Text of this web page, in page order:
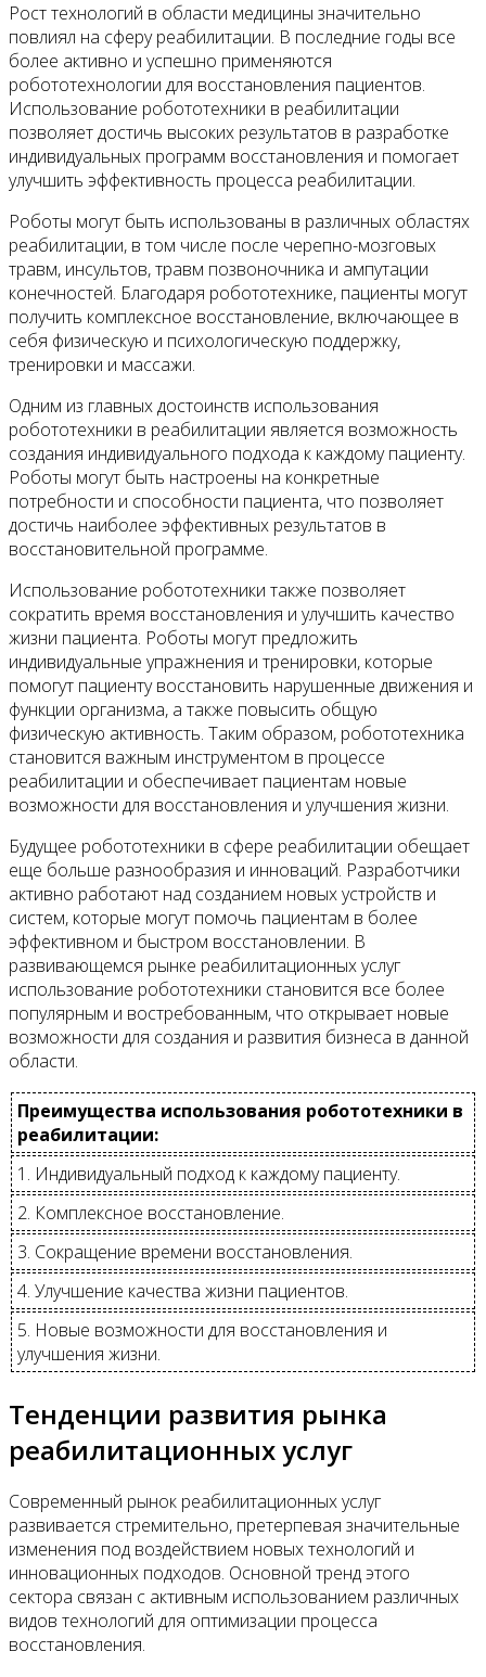
Рост технологий в области медицины значительно
повлиял на сферу реабилитации. В последние годы все
более активно и успешно применяются
робототехнологии для восстановления пациентов.
Использование робототехники в реабилитации
позволяет достичь высоких результатов в разработке
индивидуальных программ восстановления и помогает
улучшить эффективность процесса реабилитации.
Роботы могут быть использованы в различных областях
реабилитации, в том числе после черепно-мозговых
травм, инсультов, травм позвоночника и ампутации
конечностей. Благодаря робототехнике, пациенты могут
получить комплексное восстановление, включающее в
себя физическую и психологическую поддержку,
тренировки и массажи.
Одним из главных достоинств использования
робототехники в реабилитации является возможность
создания индивидуального подхода к каждому пациенту.
Роботы могут быть настроены на конкретные
потребности и способности пациента, что позволяет
достичь наиболее эффективных результатов в
восстановительной программе.
Использование робототехники также позволяет
сократить время восстановления и улучшить качество
жизни пациента. Роботы могут предложить
индивидуальные упражнения и тренировки, которые
помогут пациенту восстановить нарушенные движения и
функции организма, а также повысить общую
физическую активность. Таким образом, робототехника
становится важным инструментом в процессе
реабилитации и обеспечивает пациентам новые
возможности для восстановления и улучшения жизни.
Будущее робототехники в сфере реабилитации обещает
еще больше разнообразия и инноваций. Разработчики
активно работают над созданием новых устройств и
систем, которые могут помочь пациентам в более
эффективном и быстром восстановлении. В
развивающемся рынке реабилитационных услуг
использование робототехники становится все более
популярным и востребованным, что открывает новые
возможности для создания и развития бизнеса в данной
области.
Преимущества использования робототехники в
реабилитации:
1. Индивидуальный подход к каждому пациенту.
2. Комплексное восстановление.
3. Сокращение времени восстановления.
4. Улучшение качества жизни пациентов.
5. Новые возможности для восстановления и
улучшения жизни.
Тенденции развития рынка
реабилитационных услуг
Современный рынок реабилитационных услуг
развивается стремительно, претерпевая значительные
изменения под воздействием новых технологий и
инновационных подходов. Основной тренд этого
сектора связан с активным использованием различных
видов технологий для оптимизации процесса
восстановления.